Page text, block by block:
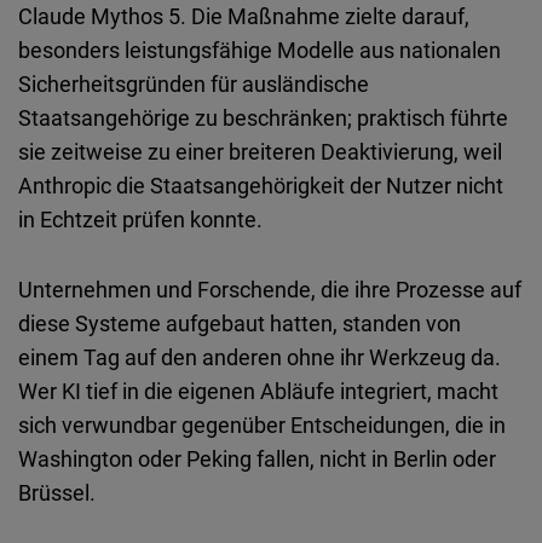
Claude Mythos 5. Die Maßnahme zielte darauf,
besonders leistungsfähige Modelle aus nationalen
Sicherheitsgründen für ausländische
Staatsangehörige zu beschränken; praktisch führte
sie zeitweise zu einer breiteren Deaktivierung, weil
Anthropic die Staatsangehörigkeit der Nutzer nicht
in Echtzeit prüfen konnte.
Unternehmen und Forschende, die ihre Prozesse auf
diese Systeme aufgebaut hatten, standen von
einem Tag auf den anderen ohne ihr Werkzeug da.
Wer KI tief in die eigenen Abläufe integriert, macht
sich verwundbar gegenüber Entscheidungen, die in
Washington oder Peking fallen, nicht in Berlin oder
Brüssel.